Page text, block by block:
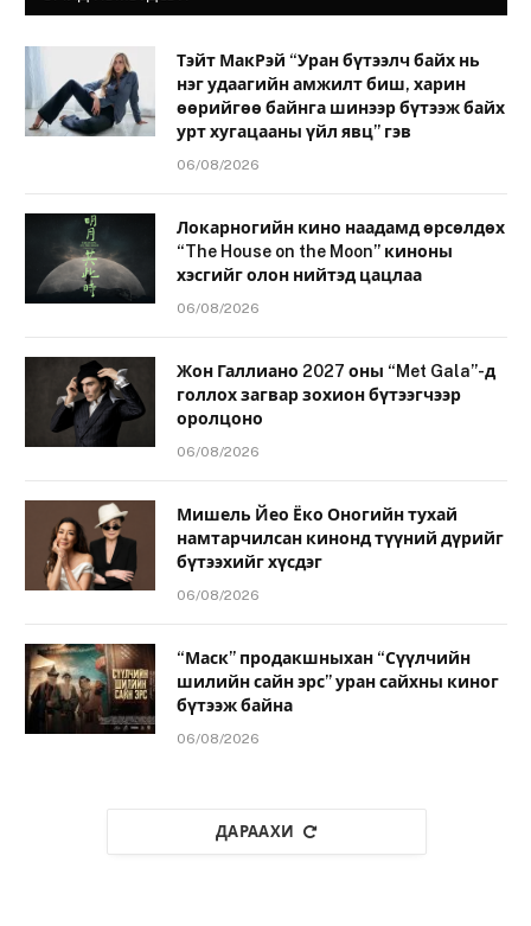
Тэйт МакРэй “Уран бүтээлч байх нь
нэг удаагийн амжилт биш, харин
өөрийгөө байнга шинээр бүтээж байх
урт хугацааны үйл явц” гэв
06/08/2026
Локарногийн кино наадамд өрсөлдөх
“The House on the Moon” киноны
хэсгийг олон нийтэд цацлаа
06/08/2026
Жон Галлиано 2027 оны “Met Gala”-д
голлох загвар зохион бүтээгчээр
оролцоно
06/08/2026
Мишель Йео Ёко Оногийн тухай
намтарчилсан кинонд түүний дүрийг
бүтээхийг хүсдэг
06/08/2026
“Маск” продакшныхан “Сүүлчийн
шилийн сайн эрс” уран сайхны киног
бүтээж байна
06/08/2026
ДАРААХИ